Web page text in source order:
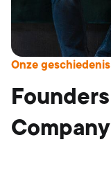
Onze geschiedenis
Company